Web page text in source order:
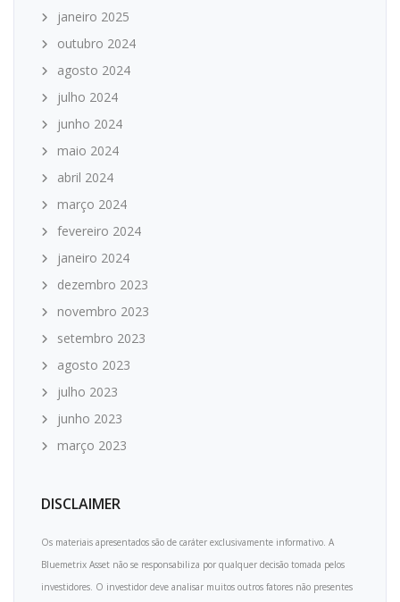
janeiro 2025
outubro 2024
agosto 2024
julho 2024
junho 2024
maio 2024
abril 2024
março 2024
fevereiro 2024
janeiro 2024
dezembro 2023
novembro 2023
setembro 2023
agosto 2023
julho 2023
junho 2023
março 2023
DISCLAIMER
Os materiais apresentados são de caráter exclusivamente informativo. A
Bluemetrix Asset não se responsabiliza por qualquer decisão tomada pelos
investidores. O investidor deve analisar muitos outros fatores não presentes